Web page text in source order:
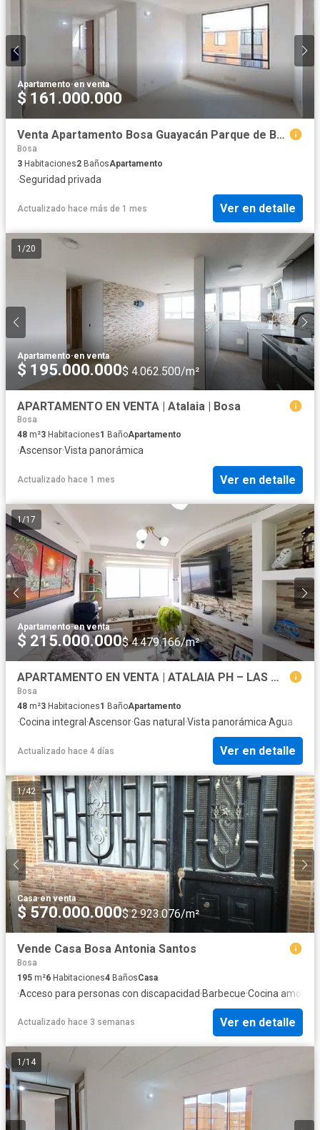
Apartamento·en venta
$ 161.000.000
Venta Apartamento Bosa Guayacán Parque de Bogota
Bosa
3 Habitaciones2 BañosApartamento
·Seguridad privada
Actualizado hace más de 1 mes Ver en detalle
1 /20
Apartamento·en venta
$ 195.000.000$ 4.062.500/m²
APARTAMENTO EN VENTA | Atalaia | Bosa
Bosa
48 m²3 Habitaciones1 BañoApartamento
·Ascensor·Vista panorámica
Actualizado hace 1 mes Ver en detalle
1/17
Apartamento·en venta
$ 215.000.000$ 4.479.166/m²
APARTAMENTO EN VENTA | ATALAIA PH – LAS MARGARITAS, BOGOT
Bosa
48 m²3 Habitaciones1 BañoApartamento
·Cocina integral ·Ascensor·Gas natural ·Vista panorámica·Agua
Actualizado hace 4 días Ver en detalle
1/42
Casa·en venta
$ 570.000.000$ 2.923.076/m²
Vende Casa Bosa Antonia Santos
Bosa
195 m²6 Habitaciones4 BañosCasa
·Acceso para personas con discapacidad·Barbecue·Cocina
Actualizado hace 3 semanas Ver en detalle
1 /14